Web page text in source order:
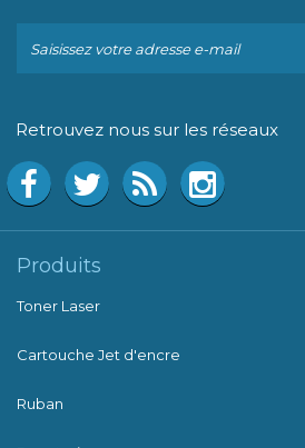
Retrouvez nous sur les réseaux
Produits
Toner Laser
Cartouche Jet d'encre
Ruban